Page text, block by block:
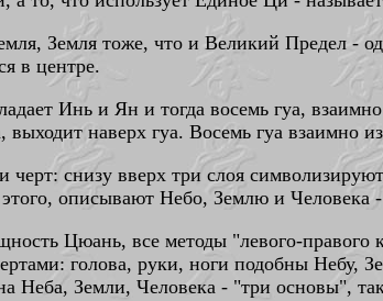
Земля тоже, что и Великий Предел -
в центре.
Инь и Ян и тогда восемь гуа,
выходит наверх гуа. Восемь гуа взаимно
черт: снизу вверх три слоя
этого, описывают Небо, Землю и
Цюань, все методы "левого-
голова, руки, ноги подобны Небу,
Неба, Земли, Человека - "три основы",